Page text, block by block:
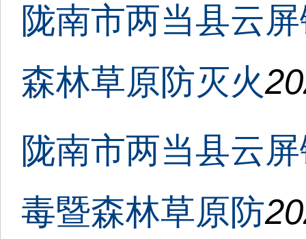
陇南市两当县云
森林草原防灭火
陇南市两当县云
毒暨森林草原防